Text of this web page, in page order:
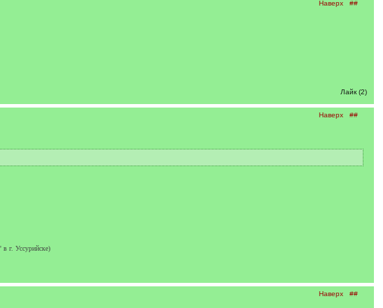
Наверх ##
Лайк (2)
Наверх ##
г. Уссурийске)
Наверх ##